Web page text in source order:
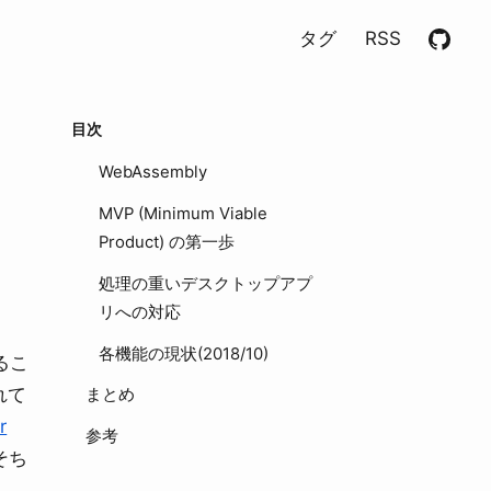
タグ RSS
こ
て
ち
目次
WebAssembly
MVP (Minimum Viable
Product) の第一歩
処理の重いデスクトップアプ
リへの対応
各機能の現状(2018/10)
まとめ
参考